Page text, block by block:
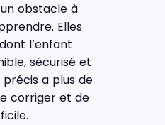
obstacle à
Elles
l’enfant
sécurisé et
a plus de
corriger et de